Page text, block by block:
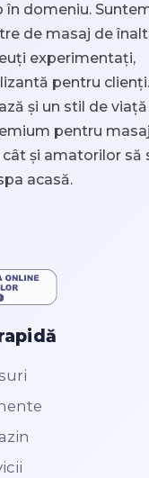
domeniu.
de masaj de
experimentați,
pentru clienți.
și un stil de viață
pentru
și amatorilor să
acasă.